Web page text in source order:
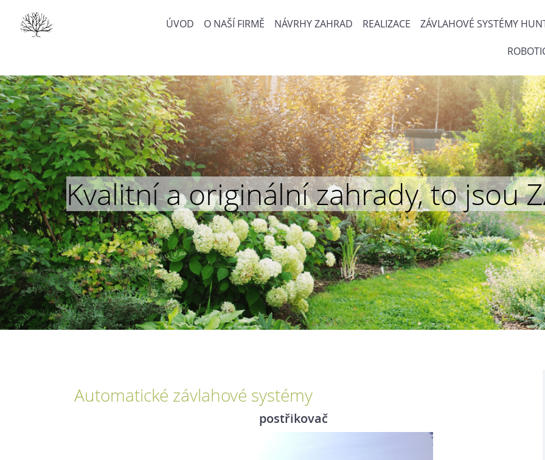
ÚVOD O NAŠÍ FIRMĚ NÁVRHY ZAHRAD REALIZACE ZÁVLAHOVÉ SYSTÉMY
Kvalitní a originální zahrady, to jsou
Automatické závlahové systémy
postřikovač